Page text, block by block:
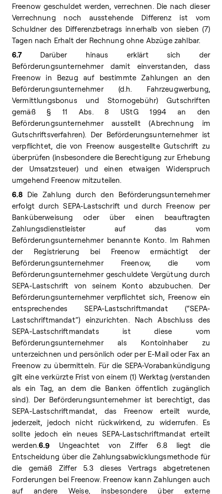
Freenow geschuldet werden, verrechnen. Die nach dieser
Verrechnung noch ausstehende Differenz ist vom
Schuldner des Differenzbetrags innerhalb von sieben (7)
Tagen nach Erhalt der Rechnung ohne Abzüge zahlbar.
6.7 Darüber hinaus erklärt sich der
Beförderungsunternehmer damit einverstanden, dass
Freenow in Bezug auf bestimmte Zahlungen an den
Beförderungsunternehmer (d.h. Fahrzeugwerbung,
Vermittlungsbonus und Stornogebühr) Gutschriften
gemäß § 11 Abs. 8 UStG 1994 an den
Beförderungsunternehmer ausstellt (Abrechnung im
Gutschriftsverfahren). Der Beförderungsunternehmer ist
verpflichtet, die von Freenow ausgestellte Gutschrift zu
überprüfen (insbesondere die Berechtigung zur Erhebung
der Umsatzsteuer) und einen etwaigen Widerspruch
umgehend Freenow mitzuteilen.
6.8 Die Zahlung durch den Beförderungsunternehmer
erfolgt durch SEPA-Lastschrift und durch Freenow per
Banküberweisung oder über einen beauftragten
Zahlungsdienstleister auf das vom
Beförderungsunternehmer benannte Konto. Im Rahmen
der Registrierung bei Freenow ermächtigt der
Beförderungsunternehmer Freenow, die vom
Beförderungsunternehmer geschuldete Vergütung durch
SEPA-Lastschrift von seinem Konto abzubuchen. Der
Beförderungsunternehmer verpflichtet sich, Freenow ein
entsprechendes SEPA-Lastschriftmandat (“SEPA-
Lastschriftmandat”) einzurichten. Nach Abschluss des
SEPA-Lastschriftmandats ist diese vom
Beförderungsunternehmer als Kontoinhaber zu
unterzeichnen und persönlich oder per E-Mail oder Fax an
Freenow zu übermitteln. Für die SEPA-Vorabankündigung
gilt eine verkürzte Frist von einem (1) Werktag (verstanden
als ein Tag, an dem die Banken öffentlich zugänglich
sind). Der Beförderungsunternehmer ist berechtigt, das
SEPA-Lastschriftmandat, das Freenow erteilt wurde,
jederzeit, jedoch nicht rückwirkend, zu widerrufen. Es
sollte jedoch ein neues SEPA-Lastschriftmandat erteilt
werden.6.9 Ungeachtet von Ziffer 6.8 liegt die
Entscheidung über die Zahlungsabwicklungsmethode für
die gemäß Ziffer 5.3 dieses Vertrags abgetretenen
Forderungen bei Freenow. Freenow kann Zahlungen auch
auf andere Weise, insbesondere über externe